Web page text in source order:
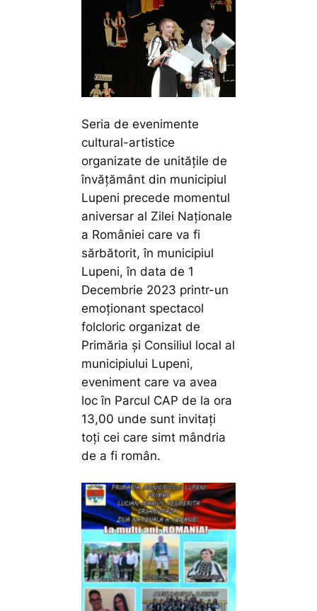
Seria de evenimente
cultural-artistice
organizate de unitățile de
învățământ din municipiul
Lupeni precede momentul
aniversar al Zilei Naționale
a României care va fi
sărbătorit, în municipiul
Lupeni, în data de 1
Decembrie 2023 printr-un
emoționant spectacol
folcloric organizat de
Primăria și Consiliul local al
municipiului Lupeni,
eveniment care va avea
loc în Parcul CAP de la ora
13,00 unde sunt invitați
toți cei care simt mândria
de a fi român.